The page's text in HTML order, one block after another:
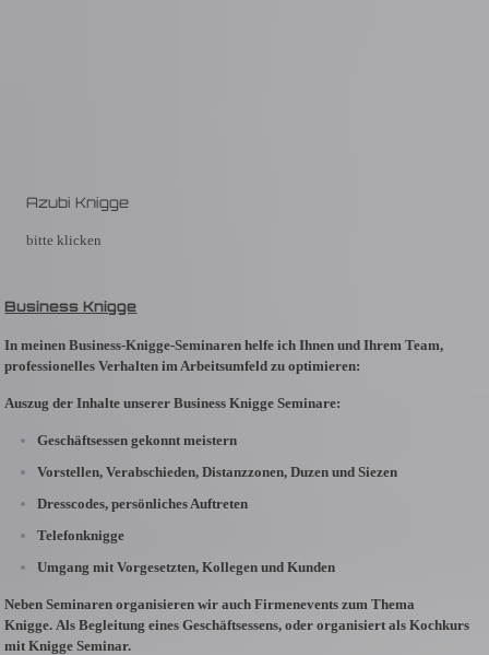
Azubi Knigge
bitte klicken
Business Knigge
In meinenBusiness-Knigge-Seminaren helfe ich Ihnen und Ihrem Team,
professionelles Verhalten im Arbeitsumfeld zu optimieren:
Auszug der Inhalte unserer Business Knigge Seminare:
Geschäftsessen gekonnt meistern
Vorstellen, Verabschieden, Distanzzonen, Duzen und Siezen
Dresscodes, persönliches Auftreten
Telefonknigge
Umgang mit Vorgesetzten, Kollegen und Kunden
Neben Seminaren organisieren wir auch Firmenevents zum Thema
Knigge. Als Begleitung eines Geschäftsessens, oder organisiert als Kochkurs
mit Knigge Seminar.